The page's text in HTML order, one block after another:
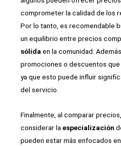
comprometer la calidad de los
Por lo tanto, es recomendable
un equilibrio entre precios
sólidaen la comunidad.
promociones o descuentos
ya que esto puede influir
del servicio.
Finalmente, al comparar
considerar laespecialización
pueden estar más enfocados